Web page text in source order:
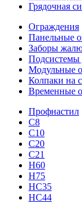
Грядочная
Ограждения
Панельные
Заборы
Подсистемы
Модульные
Колпаки на
Временные
Профнастил
С8
С10
С20
С21
H60
H75
HС35
НС44